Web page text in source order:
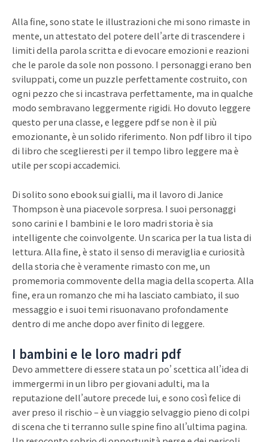
Alla fine, sono state le illustrazioni che mi sono rimaste in
mente, un attestato del potere dell’arte di trascendere i
limiti della parola scritta e di evocare emozioni e reazioni
che le parole da sole non possono. I personaggi erano ben
sviluppati, come un puzzle perfettamente costruito, con
ogni pezzo che si incastrava perfettamente, ma in qualche
modo sembravano leggermente rigidi. Ho dovuto leggere
questo per una classe, e leggere pdf se non è il più
emozionante, è un solido riferimento. Non pdf libro il tipo
di libro che sceglieresti per il tempo libro leggere ma è
utile per scopi accademici.
Di solito sono ebook sui gialli, ma il lavoro di Janice
Thompson è una piacevole sorpresa. I suoi personaggi
sono carini e I bambini e le loro madri storia è sia
intelligente che coinvolgente. Un scarica per la tua lista di
lettura. Alla fine, è stato il senso di meraviglia e curiosità
della storia che è veramente rimasto con me, un
promemoria commovente della magia della scoperta. Alla
fine, era un romanzo che mi ha lasciato cambiato, il suo
messaggio e i suoi temi risuonavano profondamente
dentro di me anche dopo aver finito di leggere.
I bambini e le loro madri pdf
Devo ammettere di essere stata un po’ scettica all’idea di
immergermi in un libro per giovani adulti, ma la
reputazione dell’autore precede lui, e sono così felice di
aver preso il rischio – è un viaggio selvaggio pieno di colpi
di scena che ti terranno sulle spine fino all’ultima pagina.